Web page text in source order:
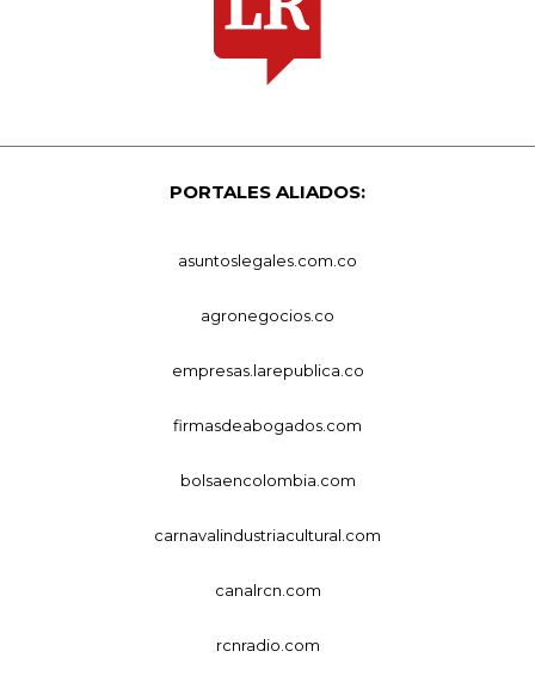
PORTALES ALIADOS:
asuntoslegales.com.co
agronegocios.co
empresas.larepublica.co
firmasdeabogados.com
bolsaencolombia.com
carnavalindustriacultural.com
canalrcn.com
rcnradio.com